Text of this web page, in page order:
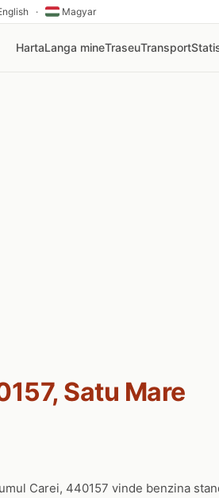
· Magyar
HartaLanga mineTraseuTransport
Satu Mare
Carei, 440157 vinde benzina